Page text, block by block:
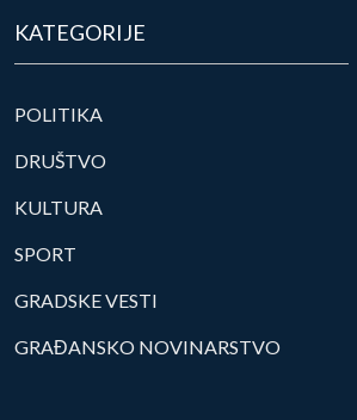
KATEGORIJE
POLITIKA
DRUŠTVO
KULTURA
SPORT
GRADSKE VESTI
GRAĐANSKO NOVINARSTVO